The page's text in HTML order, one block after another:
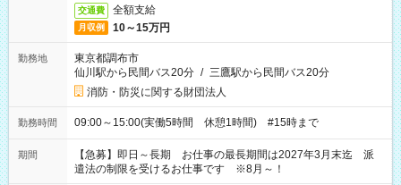
交通費 全額支給
月収例 10～15万円
勤務地
東京都調布市
仙川駅から民間バス20分 / 三鷹駅から民間バス20分
消防・防災に関する財団法人
勤務時間 09:00～15:00(実働5時間 休憩1時間) #15時まで
期間
【急募】即日～長期 お仕事の最長期間は2027年3月末迄 派
遣法の制限を受けるお仕事です ※8月～！